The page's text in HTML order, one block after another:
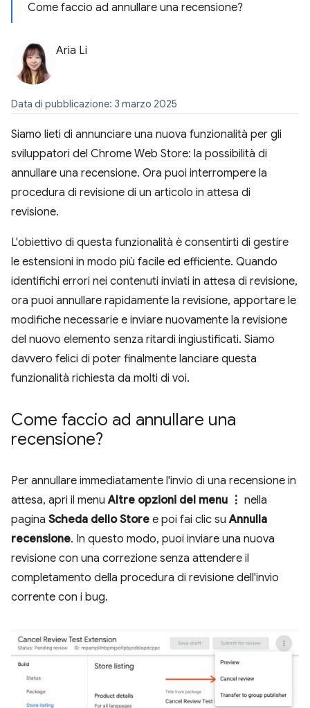
Come faccio ad annullare una recensione?
Aria Li
Data di pubblicazione: 3 marzo 2025
Siamo lieti di annunciare una nuova funzionalità per gli
sviluppatori del Chrome Web Store: la possibilità di
annullare una recensione. Ora puoi interrompere la
procedura di revisione di un articolo in attesa di
revisione.
L'obiettivo di questa funzionalità è consentirti di gestire
le estensioni in modo più facile ed efficiente. Quando
identifichi errori nei contenuti inviati in attesa di revisione,
ora puoi annullare rapidamente la revisione, apportare le
modifiche necessarie e inviare nuovamente la revisione
del nuovo elemento senza ritardi ingiustificati. Siamo
davvero felici di poter finalmente lanciare questa
funzionalità richiesta da molti di voi.
Come faccio ad annullare una
recensione?
Per annullare immediatamente l'invio di una recensione in
attesa, apri il menuAltre opzioni del menu ⋮ nella
pagina Scheda dello Store e poi fai clic suAnnulla
recensione. In questo modo, puoi inviare una nuova
revisione con una correzione senza attendere il
completamento della procedura di revisione dell'invio
corrente con i bug.